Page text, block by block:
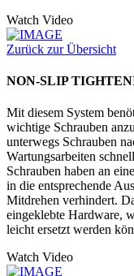
Watch Video
Zurück zur Übersicht
NON-SLIP
Mit diesem System
wichtige Schrauben
unterwegs Schrauben
Wartungsarbeiten
Schrauben haben an
in die entsprechende
Mitdrehen verhindert.
eingeklebte Hardware,
leicht ersetzt werden
Watch Video